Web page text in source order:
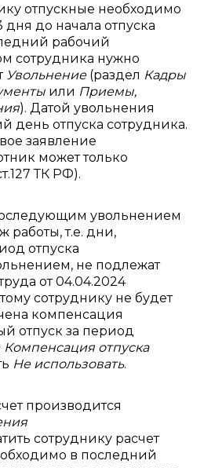
отпускные необходимо
дня до начала отпуска
рабочий
сотрудника нужно
Увольнение (раздел Кадры
или Приемы,
). Датой увольнения
день отпуска сотрудника.
заявление
может только
ТК РФ).
увольнением
работы, т.е. дни,
отпуска
не подлежат
от 04.04.2024
сотруднику не будет
компенсация
отпуск за период
Компенсация отпуска
Не использовать.
производится
сотруднику расчет
в последний